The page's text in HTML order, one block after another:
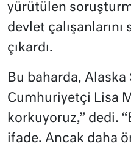
yürütülen
devlet
çıkardı.
Bu baharda, Alaska
Cumhuriyetçi Lisa
korkuyoruz,” dedi.
ifade. Ancak daha